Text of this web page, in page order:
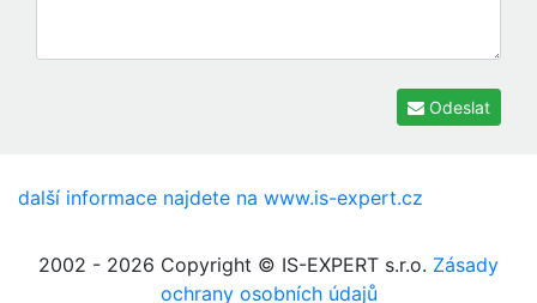
Odeslat
další informace najdete na www.is-expert.cz
2002 - 2026 Copyright © IS-EXPERT s.r.o. Zásady
ochrany osobních údajů